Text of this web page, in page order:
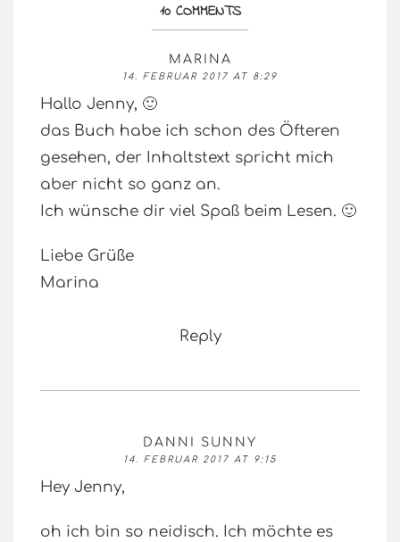
10 COMMENTS
MARINA
14. FEBRUAR 2017 AT 8:29
Hallo Jenny, 🙂
das Buch habe ich schon des Öfteren
gesehen, der Inhaltstext spricht mich
aber nicht so ganz an.
Ich wünsche dir viel Spaß beim Lesen. 🙂
Liebe Grüße
Marina
Reply
DANNI SUNNY
14. FEBRUAR 2017 AT 9:15
Hey Jenny,
oh ich bin so neidisch. Ich möchte es